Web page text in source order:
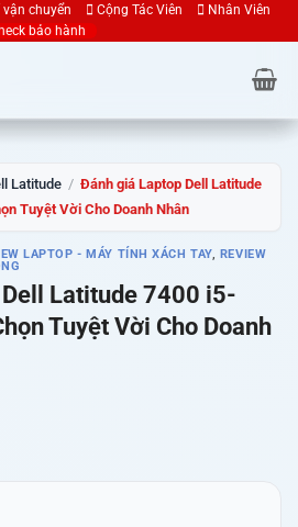
vận chuyển Cộng Tác Viên
Nhân Viên
bảo hành
Latitude / Đánh giá Laptop Dell Latitude
Tuyệt Vời Cho Doanh Nhân
LAPTOP - MÁY TÍNH XÁCH TAY, REVIEW
Latitude 7400 i5-
Tuyệt Vời Cho Doanh